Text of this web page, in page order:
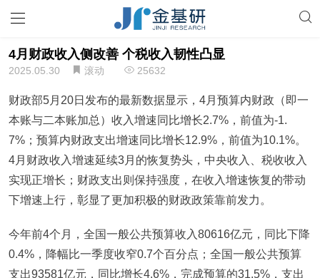
4月财政收入侧改善 个税收入韧性凸显
2025.05.30 滚动 25632
财政部5月20日发布的最新数据显示，4月预算内财政（即一
本账与二本账加总）收入增速同比增长2.7%，前值为-1.
7%；预算内财政支出增速同比增长12.9%，前值为10.1%。
4月财政收入增速延续3月的恢复势头，中央收入、税收收入
实现正增长；财政支出则保持强度，在收入增速恢复的带动
下增速上行，彰显了更加积极的财政政策靠前发力。
今年前4个月，全国一般公共预算收入80616亿元，同比下降
0.4%，降幅比一季度收窄0.7个百分点；全国一般公共预算
支出93581亿元，同比增长4.6%，完成预算的31.5%，支出